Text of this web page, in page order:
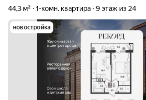
44,3 м²
1-комн. квартира 9 этаж из 24
новостройка